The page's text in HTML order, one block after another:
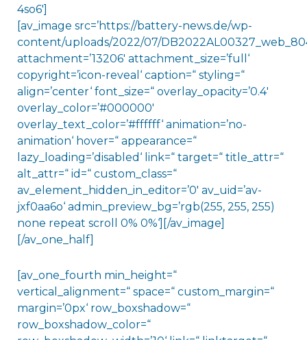
4so6′]
[av_image src=’https://battery-news.de/wp-
content/uploads/2022/07/
attachment=’13206′ attachment_size=’full‘
copyright=’icon-reveal‘ caption=“ styling=“
align=’center‘ font_size=“ overlay_opacity=’0.4′
overlay_color=’#000000′
overlay_text_color=’#ffffff‘ animation=’no-
animation‘ hover=“ appearance=“
lazy_loading=’disabled‘ link=“ target=“ title_attr=“
alt_attr=“ id=“ custom_class=“
av_element_hidden_in_editor=’0′ av_uid=’av-
jxf0aa6o‘ admin_preview_bg=’rgb(255, 255, 255)
none repeat scroll 0% 0%‘][/av_image]
[/av_one_half]
[av_one_fourth min_height=“
vertical_alignment=“ space=“ custom_margin=“
margin=’0px‘ row_boxshadow=“
row_boxshadow_color=“